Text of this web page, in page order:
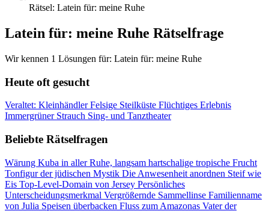
Rätsel: Latein für: meine Ruhe
Latein für: meine Ruhe Rätselfrage
Wir kennen 1 Lösungen für: Latein für: meine Ruhe
Heute oft gesucht
Veraltet: KleinhändlerFelsige Steilküste Flüchtiges Erlebnis
Immergrüner Strauch Sing- und Tanztheater
Beliebte Rätselfragen
Wärung Kuba in aller Ruhe, langsam hartschalige tropische Frucht
Tonfigur der jüdischen Mystik Die Anwesenheit anordnen Steif wie
Eis Top-Level-Domain von Jersey Persönliches
Unterscheidungsmerkmal Vergrößernde Sammellinse Familienname
von Julia Speisen überbacken Fluss zum Amazonas Vater der